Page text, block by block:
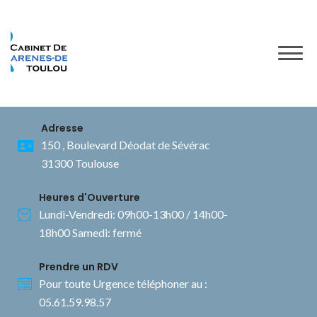
content
Adresse
150 , Boulevard Déodat de Sévérac
31300 Toulouse
Heures d'Ouverture
Lundi-Vendredi: 09h00-13h00 / 14h00-
18h00 Samedi: fermé
Prendre un RDV
Pour toute Urgence téléphoner au :
05.61.59.98.57